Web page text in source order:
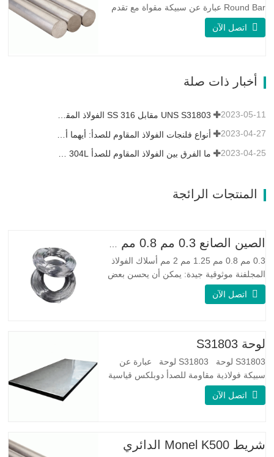
Round Bar عبارة عن سبيكة مقواة مع تقدم
العمر ، ويتكون تركيبتها الأساسية من عناصر
مثل النيكل والنحاس. الذي يجمع بين مقاومة
خصائص مقاومة ممتازة للتآكل. هذه الخصائص
تشبه Monel 400.…
اتصل الآن
أخبار ذات صلة
UNS S31803 مقابل SS 316 الفولاذ المقاوم للصدأ - ما هو الفرق 2023-05-11
2023-04-27
2023-04-25
المنتجات الرائجة
0.3 مم 0.8 مم 1.25 مم 2 مم أسلاك الفولاذ
المجلفنة موثوقية جيدة: يمكن أن يحسن بعض
العقد والنتوءات والصدأ على الأسلاك الفولاذية
مرونة جيدة: صلابة الفولاذ المجلفن جيدة جدًا،
اتصل الآن
لوحة S31803
S31803 لوحة S31803 لوحة عبارة عن
سبيكة فولاذية مقاومة للصدأ دوبلكس قياسية
على الوجهين. لديها بنية مجهرية من
مقاومة التآكل الجيدة. تكون قيم PREN أعلى
اتصل الآن
شريط Monel K500 الدائري